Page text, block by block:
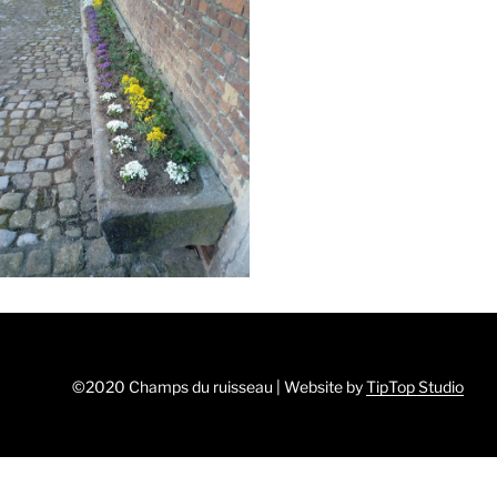
©2020 Champs du ruisseau | Website byTipTop Studio